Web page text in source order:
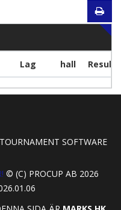
Lag hall
TOURNAMENT SOFTWARE
© (C) PROCUP AB 2026